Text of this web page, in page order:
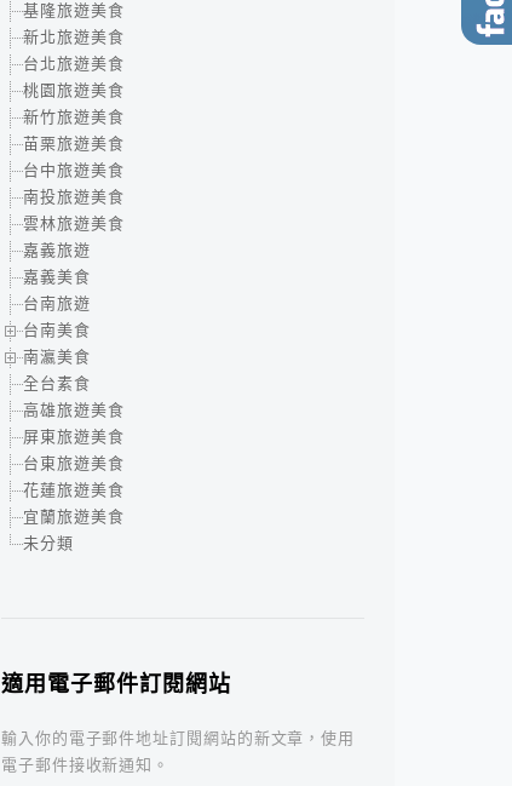
基隆旅遊美食
新北旅遊美食
台北旅遊美食
桃園旅遊美食
新竹旅遊美食
苗栗旅遊美食
台中旅遊美食
南投旅遊美食
雲林旅遊美食
嘉義旅遊
嘉義美食
台南旅遊
台南美食
南瀛美食
全台素食
高雄旅遊美食
屏東旅遊美食
台東旅遊美食
花蓮旅遊美食
宜蘭旅遊美食
未分類
適用電子郵件訂閱網站
輸入你的電子郵件地址訂閱網站的新文章，使用
電子郵件接收新通知。